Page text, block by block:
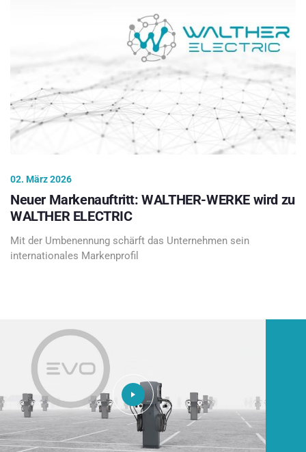
02. März 2026
Neuer Markenauftritt: WALTHER-WERKE wird zu
WALTHER ELECTRIC
Mit der Umbenennung schärft das Unternehmen sein
internationales Markenprofil